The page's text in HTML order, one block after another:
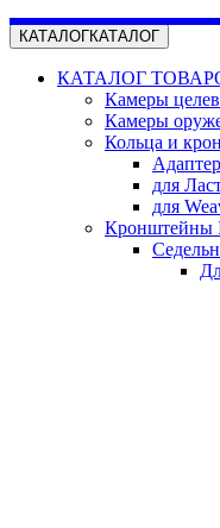
КАТАЛОГКАТАЛОГ
КАТАЛОГ
Камеры
Камеры
Кольца и
для
для
Кронштейны